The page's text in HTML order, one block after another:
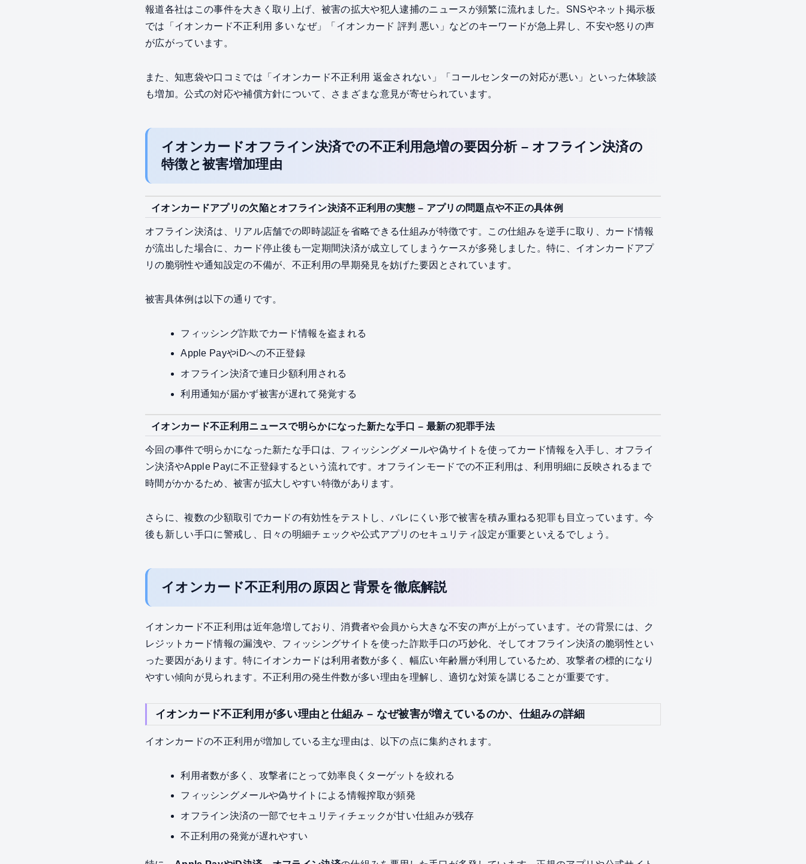
報道各社はこの事件を大きく取り上げ、被害の拡大や犯人逮捕のニュースが頻繁に流れました。SNSやネット掲示板
では「イオンカード不正利用 多い なぜ」「イオンカード 評判 悪い」などのキーワードが急上昇し、不安や怒りの声
が広がっています。
また、知恵袋や口コミでは「イオンカード不正利用 返金されない」「コールセンターの対応が悪い」といった体験談
も増加。公式の対応や補償方針について、さまざまな意見が寄せられています。
イオンカードオフライン決済での不正利用急増の要因分析 – オフライン決済の
特徴と被害増加理由
イオンカードアプリの欠陥とオフライン決済不正利用の実態 – アプリの問題点や不正の具体例
オフライン決済は、リアル店舗での即時認証を省略できる仕組みが特徴です。この仕組みを逆手に取り、カード情報
が流出した場合に、カード停止後も一定期間決済が成立してしまうケースが多発しました。特に、イオンカードアプ
リの脆弱性や通知設定の不備が、不正利用の早期発見を妨げた要因とされています。
被害具体例は以下の通りです。
フィッシング詐欺でカード情報を盗まれる
Apple PayやiDへの不正登録
オフライン決済で連日少額利用される
利用通知が届かず被害が遅れて発覚する
イオンカード不正利用ニュースで明らかになった新たな手口 – 最新の犯罪手法
今回の事件で明らかになった新たな手口は、フィッシングメールや偽サイトを使ってカード情報を入手し、オフライ
ン決済やApple Payに不正登録するという流れです。オフラインモードでの不正利用は、利用明細に反映されるまで
時間がかかるため、被害が拡大しやすい特徴があります。
さらに、複数の少額取引でカードの有効性をテストし、バレにくい形で被害を積み重ねる犯罪も目立っています。今
後も新しい手口に警戒し、日々の明細チェックや公式アプリのセキュリティ設定が重要といえるでしょう。
イオンカード不正利用の原因と背景を徹底解説
イオンカード不正利用は近年急増しており、消費者や会員から大きな不安の声が上がっています。その背景には、ク
レジットカード情報の漏洩や、フィッシングサイトを使った詐欺手口の巧妙化、そしてオフライン決済の脆弱性とい
った要因があります。特にイオンカードは利用者数が多く、幅広い年齢層が利用しているため、攻撃者の標的になり
やすい傾向が見られます。不正利用の発生件数が多い理由を理解し、適切な対策を講じることが重要です。
イオンカード不正利用が多い理由と仕組み – なぜ被害が増えているのか、仕組みの詳細
イオンカードの不正利用が増加している主な理由は、以下の点に集約されます。
利用者数が多く、攻撃者にとって効率良くターゲットを絞れる
フィッシングメールや偽サイトによる情報搾取が頻発
オフライン決済の一部でセキュリティチェックが甘い仕組みが残存
不正利用の発覚が遅れやすい